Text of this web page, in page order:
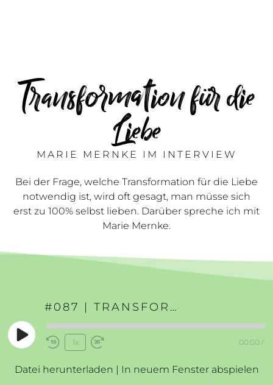
Transformation für die
Liebe
MARIE MERNKE IM INTERVIEW
Bei der Frage, welche Transformation für die Liebe
notwendig ist, wird oft gesagt, man müsse sich
erst zu 100% selbst lieben. Darüber spreche ich mit
Marie Mernke.
#087 | TRANSFORMATION FÜR DIE LIEBE
Play
EpisodeRewind
Seconds
1x
30
00:00 /
Datei herunterladen | In neuem Fenster abspielen